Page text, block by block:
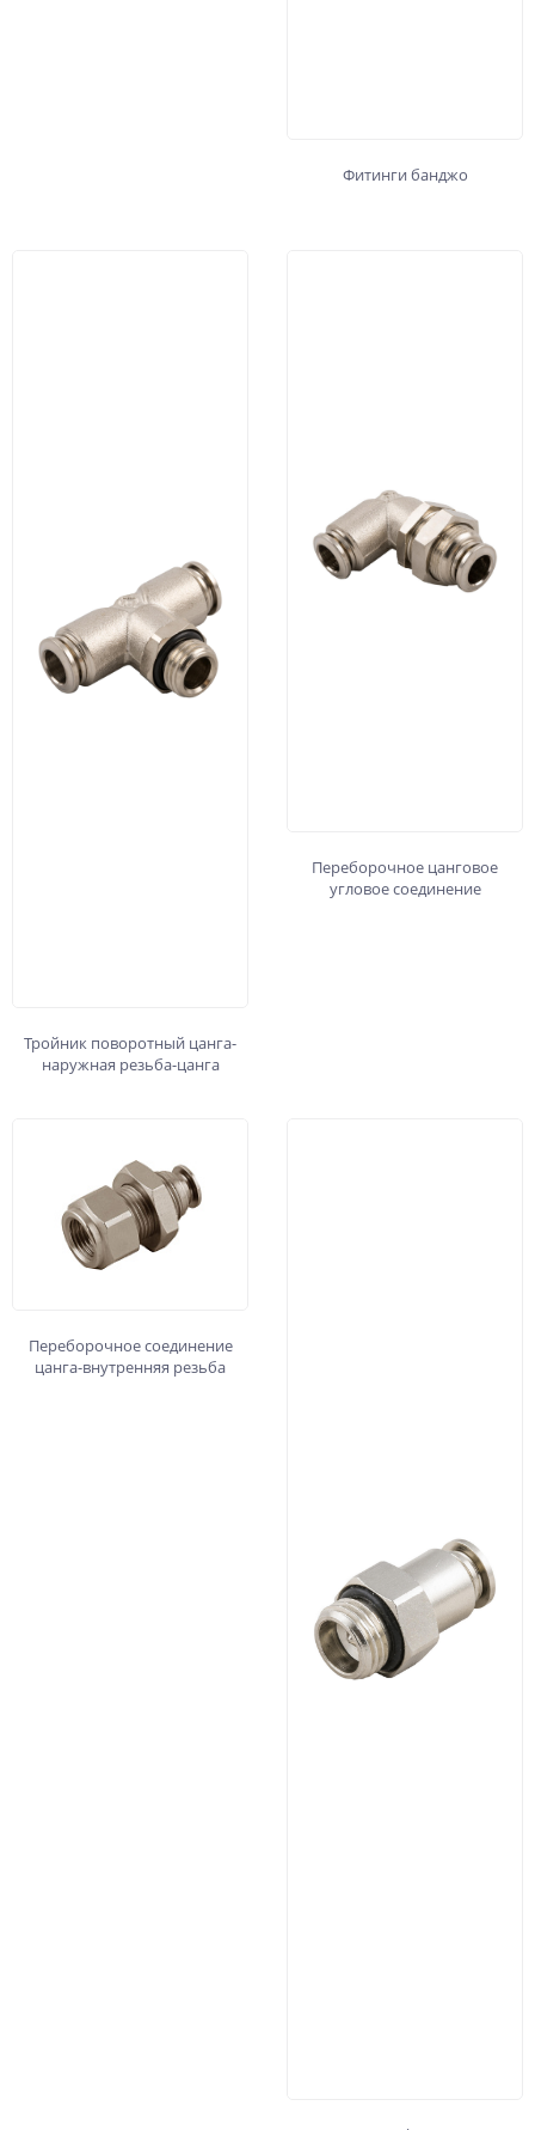
Фитинги банджо
Тройник поворотный цанга-
наружная резьба-цанга
Переборочное цанговое
угловое соединение
Переборочное соединение
цанга-внутренняя резьба